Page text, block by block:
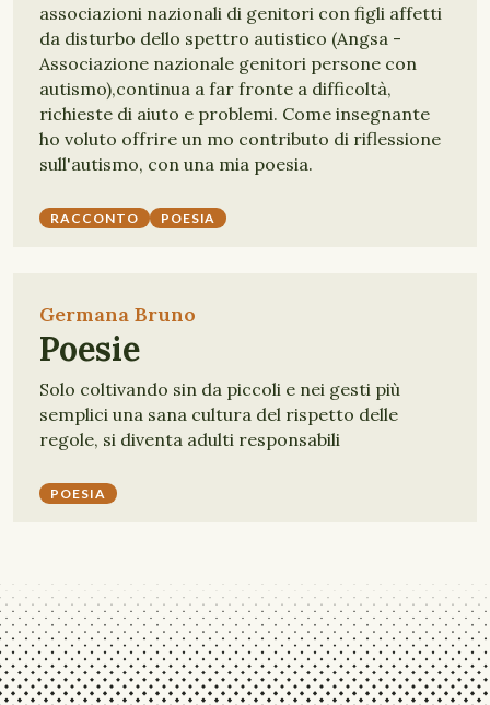
associazioni nazionali di genitori con figli affetti
da disturbo dello spettro autistico (Angsa -
Associazione nazionale genitori persone con
autismo),continua a far fronte a difficoltà,
richieste di aiuto e problemi. Come insegnante
ho voluto offrire un mo contributo di riflessione
sull'autismo, con una mia poesia.
RACCONTO POESIA
Germana Bruno
Poesie
Solo coltivando sin da piccoli e nei gesti più
semplici una sana cultura del rispetto delle
regole, si diventa adulti responsabili
POESIA